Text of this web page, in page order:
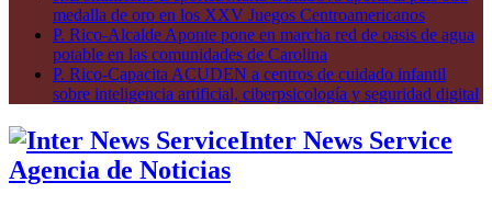
medalla de oro en los XXV Juegos Centroamericanos
P. Rico-Alcalde Aponte pone en marcha red de oasis de agua
potable en las comunidades de Carolina
P. Rico-Capacita ACUDEN a centros de cuidado infantil
sobre inteligencia artificial, ciberpsicología y seguridad digital
Inter News Service
Agencia de Noticias